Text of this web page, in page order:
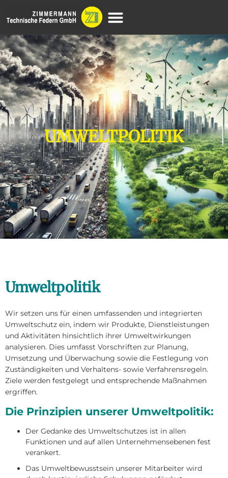
UMWELTPOLITIK
Umweltpolitik
Wir setzen uns für einen umfassenden und integrierten
Umweltschutz ein, indem wir Produkte, Dienstleistungen
und Aktivitäten hinsichtlich ihrer Umweltwirkungen
analysieren. Dies umfasst Vorschriften zur Planung,
Umsetzung und Überwachung sowie die Festlegung von
Zuständigkeiten und Verhaltens- sowie Verfahrensregeln.
Ziele werden festgelegt und entsprechende Maßnahmen
ergriffen.
Die Prinzipien unserer Umweltpolitik:
Der Gedanke des Umweltschutzes ist in allen
Funktionen und auf allen Unternehmensebenen fest
verankert.
Das Umweltbewusstsein unserer Mitarbeiter wird